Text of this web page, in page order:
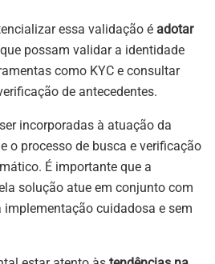
essa validação é adotar
que possam validar a identidade
como KYC e consultar
de antecedentes.
incorporadas à atuação da
o processo de busca e verificação
É importante que a
solução atue em conjunto com
cuidadosa e sem